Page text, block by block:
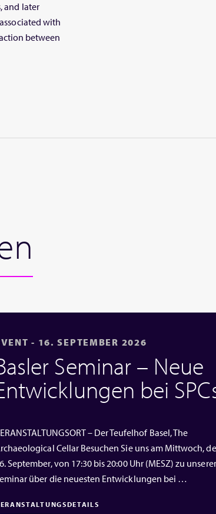
and later
with
between
- 16. SEPTEMBER 2026
Seminar – Neue
bei
– Der Teufelhof Basel, The
Cellar Besuchen Sie uns am Mittwoch,
September, von 17:30 bis 20:00 Uhr (MESZ) zu
über die neuesten Entwicklungen bei …